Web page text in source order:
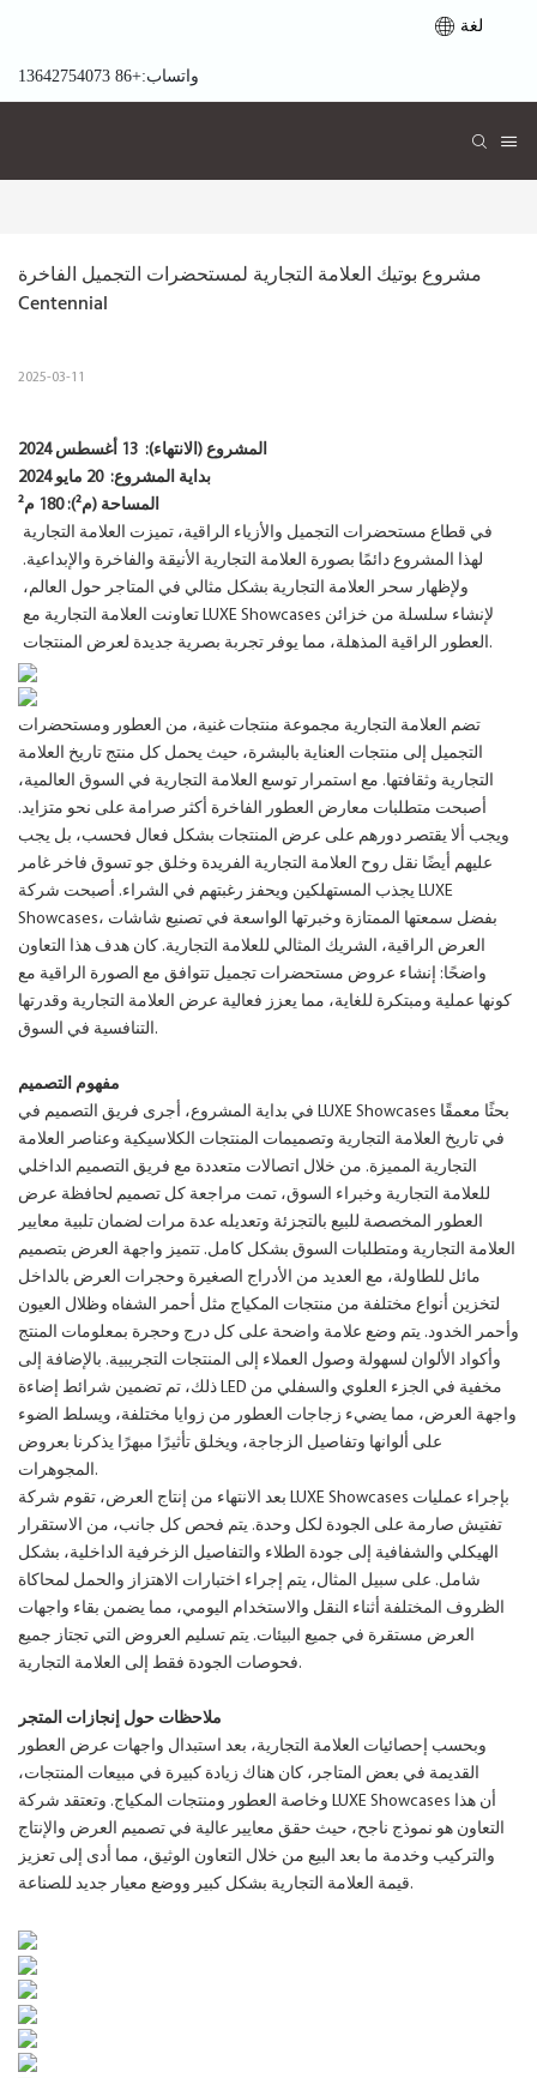
لغة
واتساب:+86 13642754073
مشروع بوتيك العلامة التجارية لمستحضرات التجميل الفاخرة
Centennial
2025-03-11
المشروع (الانتهاء):
بداية المشروع: 20 مايو 2024
المساحة (م²): 180 م²
في قطاع مستحضرات التجميل والأزياء الراقية، تميزت العلامة التجارية
لهذا المشروع دائمًا بصورة العلامة التجارية الأنيقة والفاخرة والإبداعية.
ولإظهار سحر العلامة التجارية بشكل مثالي في المتاجر حول العالم،
تعاونت العلامة التجارية مع LUXE Showcases لإنشاء سلسلة من خزائن
العطور الراقية المذهلة، مما يوفر تجربة بصرية جديدة لعرض المنتجات.
تضم العلامة التجارية مجموعة منتجات غنية، من العطور ومستحضرات
التجميل إلى منتجات العناية بالبشرة، حيث يحمل كل منتج تاريخ العلامة
التجارية وثقافتها. مع استمرار توسع العلامة التجارية في السوق العالمية،
أصبحت متطلبات معارض العطور الفاخرة أكثر صرامة على نحو متزايد.
ويجب ألا يقتصر دورهم على عرض المنتجات بشكل فعال فحسب، بل يجب
عليهم أيضًا نقل روح العلامة التجارية الفريدة وخلق جو تسوق فاخر غامر
يجذب المستهلكين ويحفز رغبتهم في الشراء. أصبحت شركة LUXE
Showcases، بفضل سمعتها الممتازة وخبرتها الواسعة في تصنيع شاشات
العرض الراقية، الشريك المثالي للعلامة التجارية. كان هدف هذا التعاون
واضحًا: إنشاء عروض مستحضرات تجميل تتوافق مع الصورة الراقية مع
كونها عملية ومبتكرة للغاية، مما يعزز فعالية عرض العلامة التجارية وقدرتها
التنافسية في السوق.
مفهوم التصميم
في بداية المشروع، أجرى فريق التصميم في LUXE Showcases بحثًا معمقًا
في تاريخ العلامة التجارية وتصميمات المنتجات الكلاسيكية وعناصر العلامة
التجارية المميزة. من خلال اتصالات متعددة مع فريق التصميم الداخلي
للعلامة التجارية وخبراء السوق، تمت مراجعة كل تصميم لحافظة عرض
العطور المخصصة للبيع بالتجزئة وتعديله عدة مرات لضمان تلبية معايير
العلامة التجارية ومتطلبات السوق بشكل كامل. تتميز واجهة العرض بتصميم
مائل للطاولة، مع العديد من الأدراج الصغيرة وحجرات العرض بالداخل
لتخزين أنواع مختلفة من منتجات المكياج مثل أحمر الشفاه وظلال العيون
وأحمر الخدود. يتم وضع علامة واضحة على كل درج وحجرة بمعلومات المنتج
وأكواد الألوان لسهولة وصول العملاء إلى المنتجات التجريبية. بالإضافة إلى
ذلك، تم تضمين شرائط إضاءة LED مخفية في الجزء العلوي والسفلي من
واجهة العرض، مما يضيء زجاجات العطور من زوايا مختلفة، ويسلط الضوء
على ألوانها وتفاصيل الزجاجة، ويخلق تأثيرًا مبهرًا يذكرنا بعروض
المجوهرات.
بعد الانتهاء من إنتاج العرض، تقوم شركة LUXE Showcases بإجراء عمليات
تفتيش صارمة على الجودة لكل وحدة. يتم فحص كل جانب، من الاستقرار
الهيكلي والشفافية إلى جودة الطلاء والتفاصيل الزخرفية الداخلية، بشكل
شامل. على سبيل المثال، يتم إجراء اختبارات الاهتزاز والحمل لمحاكاة
الظروف المختلفة أثناء النقل والاستخدام اليومي، مما يضمن بقاء واجهات
العرض مستقرة في جميع البيئات. يتم تسليم العروض التي تجتاز جميع
فحوصات الجودة فقط إلى العلامة التجارية.
ملاحظات حول إنجازات المتجر
وبحسب إحصائيات العلامة التجارية، بعد استبدال واجهات عرض العطور
القديمة في بعض المتاجر، كان هناك زيادة كبيرة في مبيعات المنتجات،
وخاصة العطور ومنتجات المكياج. وتعتقد شركة LUXE Showcases أن هذا
التعاون هو نموذج ناجح، حيث حقق معايير عالية في تصميم العرض والإنتاج
والتركيب وخدمة ما بعد البيع من خلال التعاون الوثيق، مما أدى إلى تعزيز
قيمة العلامة التجارية بشكل كبير ووضع معيار جديد للصناعة.